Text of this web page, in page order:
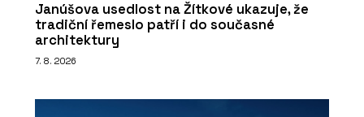
Janúšova usedlost na Žítkové ukazuje, že
tradiční řemeslo patří i do současné
architektury
7. 8. 2026